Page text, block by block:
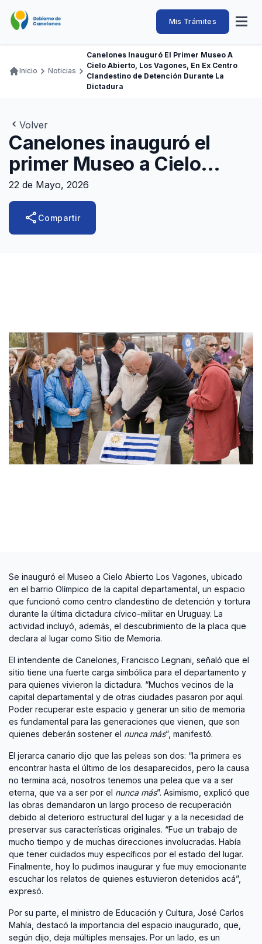
contenido
Intendencia
Canelones
Abrir
Navegación
Mis Trámites
Transparencia
Adquisiciones
Canelones Te Escucha
Teléfonos
Ruta
Inicio Noticias
Canelones Inauguró El Primer Museo A
Cielo Abierto, Los Vagones, En Ex Centro
Clandestino de Detención Durante La
Dictadura
Volver
Canelones inauguró el
primer Museo a Cielo
Abierto, Los Vagones, en
ex centro clandestino de
detención durante la
22 de Mayo, 2026
share Compartir
Se inauguró el Museo a Cielo Abierto Los Vagones, ubicado
en el barrio Olímpico de la capital departamental, un espacio
que funcionó como centro clandestino de detención y tortura
durante la última dictadura cívico-militar en Uruguay. La
actividad incluyó, además, el descubrimiento de la placa que
declara al lugar como Sitio de Memoria.
El intendente de Canelones, Francisco Legnani, señaló que el
sitio tiene una fuerte carga simbólica para el departamento y
para quienes vivieron la dictadura. “Muchos vecinos de la
capital departamental y de otras ciudades pasaron por aquí.
Poder recuperar este espacio y generar un sitio de memoria
es fundamental para las generaciones que vienen, que son
quienes deberán sostener el nunca más”, manifestó.
El jerarca canario dijo que las peleas son dos: “la primera es
encontrar hasta el último de los desaparecidos, pero la causa
no termina acá, nosotros tenemos una pelea que va a ser
eterna, que va a ser por el nunca más”. Asimismo, explicó que
las obras demandaron un largo proceso de recuperación
debido al deterioro estructural del lugar y a la necesidad de
preservar sus características originales. “Fue un trabajo de
mucho tiempo y de muchas direcciones involucradas. Había
que tener cuidados muy específicos por el estado del lugar.
Finalmente, hoy lo pudimos inaugurar y fue muy emocionante
escuchar los relatos de quienes estuvieron detenidos acá”,
expresó.
Por su parte, el ministro de Educación y Cultura, José Carlos
Mahía, destacó la importancia del espacio inaugurado, que,
según dijo, deja múltiples mensajes. Por un lado, es un